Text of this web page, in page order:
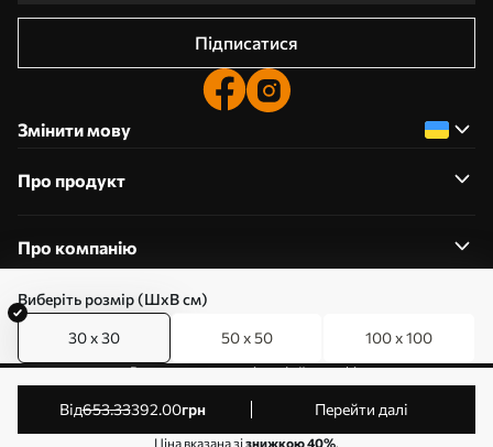
Виберіть розмір (ШхВ см)
30 x 30 50 x 50 100 x 100
від653.33392.00грн Перейти далі
Ціна вказана зізнижкою 40%.
Підписатися
Змінити мову
Про продукт
Про компанію
0800357223
Редагування дозволів на файли cookie
© 2011-2026 Art-holst. Усі права захищені. Власник:
ТОВ “КЛЄВЄР”. Код ЄДРПОУ: 31780602.